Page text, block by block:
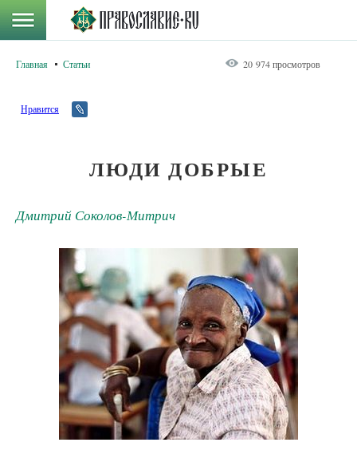
Главная Статьи 20 974 просмотров
Нравится
ЛЮДИ ДОБРЫЕ
Дмитрий Соколов-Митрич